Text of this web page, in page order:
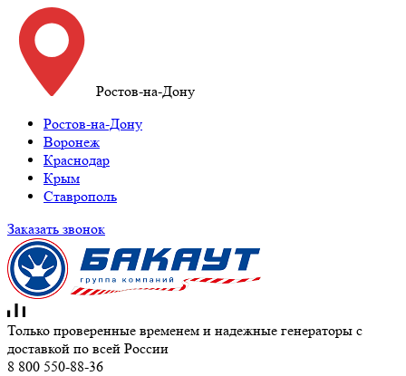
Ростов-на-Дону
Ростов-на-Дону
Воронеж
Краснодар
Крым
Ставрополь
Заказать звонок
Только проверенные временем и надежные генераторы с
доставкой по всей России
8 800 550-88-36